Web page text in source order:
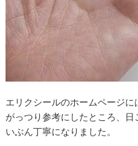
エリクシールのホームページに
がっつり参考にしたところ、
いぶん丁寧になりました。